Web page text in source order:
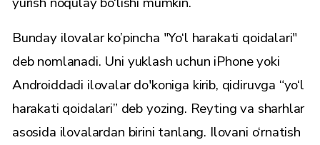
Bunday ilovalar ko’pincha "Yo‘l harakati qoidalari"
deb nomlanadi. Uni yuklash uchun iPhone yoki
Androiddadi ilovalar do'koniga kirib, qidiruvga “yo‘l
harakati qoidalari” deb yozing. Reyting va sharhlar
asosida ilovalardan birini tanlang. Ilovani o‘rnatish